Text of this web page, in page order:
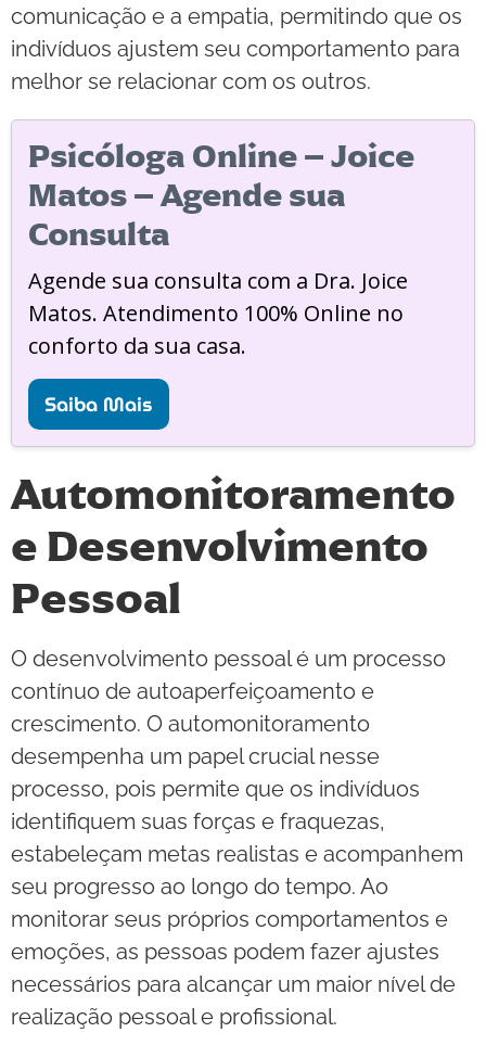
comunicação e a empatia, permitindo que os
indivíduos ajustem seu comportamento para
melhor se relacionar com os outros.
Psicóloga Online – Joice
Matos – Agende sua
Consulta
Agende sua consulta com a Dra. Joice
Matos. Atendimento 100% Online no
conforto da sua casa.
Saiba Mais
Automonitoramento
e Desenvolvimento
Pessoal
O desenvolvimento pessoal é um processo
contínuo de autoaperfeiçoamento e
crescimento. O automonitoramento
desempenha um papel crucial nesse
processo, pois permite que os indivíduos
identifiquem suas forças e fraquezas,
estabeleçam metas realistas e acompanhem
seu progresso ao longo do tempo. Ao
monitorar seus próprios comportamentos e
emoções, as pessoas podem fazer ajustes
necessários para alcançar um maior nível de
realização pessoal e profissional.